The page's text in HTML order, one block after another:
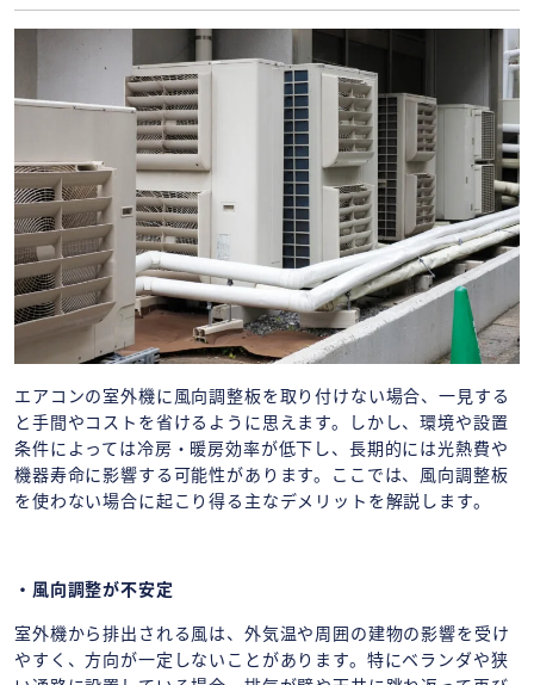
エアコンの室外機に風向調整板を取り付けない場合、一見する
と手間やコストを省けるように思えます。しかし、環境や設置
条件によっては冷房・暖房効率が低下し、長期的には光熱費や
機器寿命に影響する可能性があります。ここでは、風向調整板
を使わない場合に起こり得る主なデメリットを解説します。
・風向調整が不安定
室外機から排出される風は、外気温や周囲の建物の影響を受け
やすく、方向が一定しないことがあります。特にベランダや狭